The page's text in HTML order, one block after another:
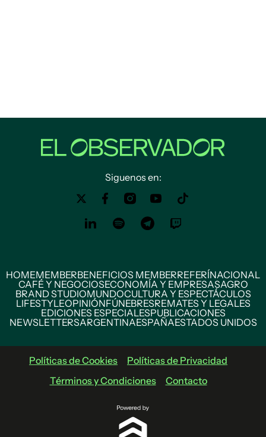
Siguenos en:
HOMEMEMBERBENEFICIOS MEMBERREFERÍNACIONAL
CAFÉ Y NEGOCIOSECONOMÍA Y EMPRESASAGRO
BRAND STUDIOMUNDOCULTURA Y ESPECTÁCULOS
LIFESTYLEOPINIÓNFÚNEBRESREMATES Y LEGALES
EDICIONES ESPECIALESPUBLICACIONES
NEWSLETTERSARGENTINAESPAÑAESTADOS UNIDOS
Políticas de Cookies
Políticas de Privacidad
Términos y Condiciones
Contacto